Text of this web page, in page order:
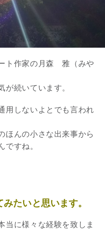
ト作家の月森 雅（みや
続いています。
用しないよとでも言われ
ほんの小さな出来事から
ですね。
たいと思います。
当に様々な経験を致しま